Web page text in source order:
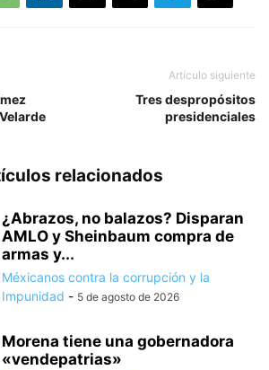
Artículo siguiente
Tres despropósitos
presidenciales
relacionados
¿Abrazos, no balazos? Disparan
AMLO y Sheinbaum compra de
armas y...
Méxicanos contra la corrupción y la
Impunidad - 5 de agosto de 2026
Morena tiene una gobernadora
«vendepatrias»